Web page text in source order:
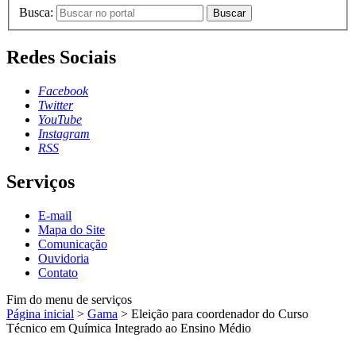
Busca: Buscar
Redes Sociais
Facebook
Twitter
YouTube
Instagram
RSS
Serviços
E-mail
Mapa do Site
Comunicação
Ouvidoria
Contato
Fim do menu de serviços
Página inicial > Gama > Eleição para coordenador do Curso
Técnico em Química Integrado ao Ensino Médio